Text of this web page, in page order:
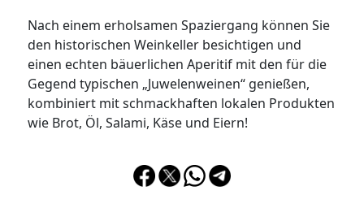
Nach einem erholsamen Spaziergang können Sie
den historischen Weinkeller besichtigen und
einen echten bäuerlichen Aperitif mit den für die
Gegend typischen „Juwelenweinen“ genießen,
kombiniert mit schmackhaften lokalen Produkten
wie Brot, Öl, Salami, Käse und Eiern!